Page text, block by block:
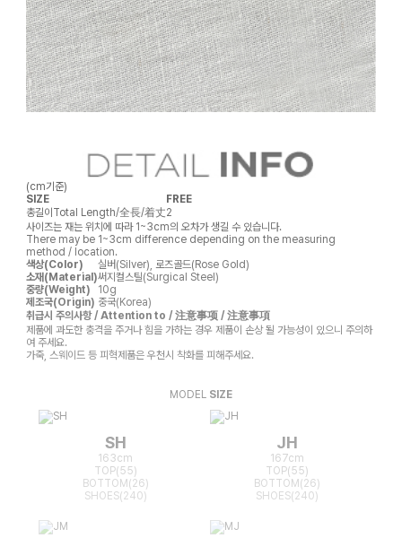
(cm기준)
SIZE
FREE
총길이 Total Length/全長/着丈2
사이즈는 재는 위치에 따라 1~3cm의 오차가 생길 수 있습니다.
There may be 1~3cm difference depending on the measuring
method / location.
색상(Color)
실버(Silver), 로즈골드(Rose Gold)
소재(Material)써지컬스틸(Surgical Steel)
중량(Weight)
10g
제조국(Origin) 중국(Korea)
취급시 주의사항 / Attention to / 注意事项 / 注意事項
제품에 과도한 충격을 주거나 힘을 가하는 경우 제품이 손상 될 가능성이 있으니 주의하
여 주세요.
가죽, 스웨이드 등 피혁제품은 우천시 착화를 피해주세요.
MODEL SIZE
SH
163cm
TOP(55)
BOTTOM(26)
SHOES(240)
JH
167cm
TOP(55)
BOTTOM(26)
SHOES(240)